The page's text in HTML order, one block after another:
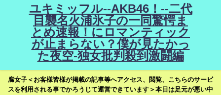
ユキミッフル--AKB46！--二代
目襲名火浦氷子の一同驚愕ま
とめ速報！にロマンティック
が止まらない？僕が見たかっ
た夜空-独女批判殺到激闘編
腐女子＜お客様皆様が掲載の記事等へアクセス、閲覧、こちらのサービ
スを利用される事でかろうじて運営できています＞本日は足元が悪い中